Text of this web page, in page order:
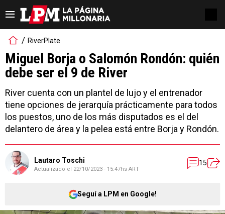
RiverPlate
Miguel Borja o Salomón Rondón: quién
debe ser el 9 de River
River cuenta con un plantel de lujo y el entrenador
tiene opciones de jerarquía prácticamente para todos
los puestos, uno de los más disputados es el del
delantero de área y la pelea está entre Borja y Rondón.
Lautaro Toschi
Actualizado el 22/10/2023 - 15:47hs ART
15
Seguí a LPM en Google!